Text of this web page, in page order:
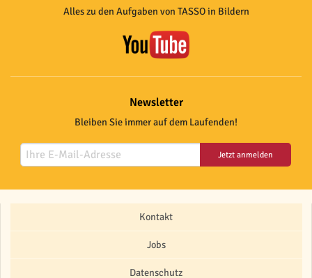
Alles zu den Aufgaben von TASSO in Bildern
Newsletter
Bleiben Sie immer auf dem Laufenden!
Jetzt anmelden
Kontakt
Jobs
Datenschutz